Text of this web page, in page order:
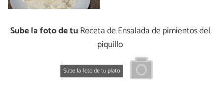
Sube la foto de tu Receta de Ensalada de pimientos del
piquillo
Sube la foto de tu plato